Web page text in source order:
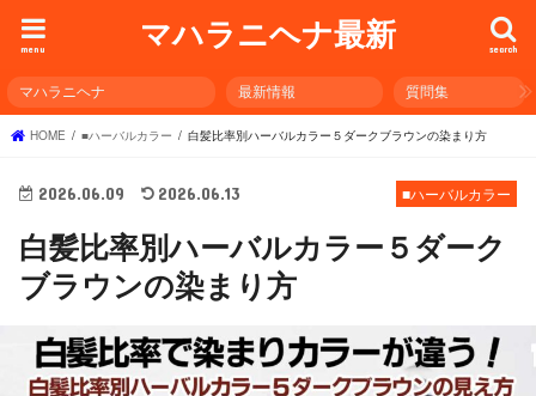
マハラニヘナ最新 search
menu
マハラニヘナ 最新情報 質問集
HOME ■ハーバルカラー 白髪比率別ハーバルカラー５ダークブラウンの染まり方
■ハーバルカラー
2026.06.09 2026.06.13
白髪比率別ハーバルカラー５ダーク
ブラウンの染まり方